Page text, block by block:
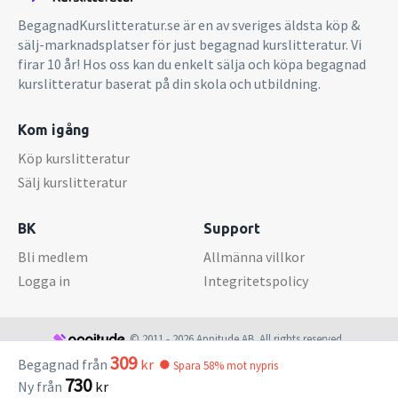
Till övningsuppgifterna finns tips, återkopplingsfunktioner
och utarbetade lösningsförslag. Till största delen är
materialet självrättande. Elevernas lösningar registreras i
detalj och ger god översikt över hela klassens framsteg.
Lärare har möjlighet att ställa samman läxor och beting
flertal funktioner som underlättar lokal anpassning och
digital examination.Extrauppgifter till Ergo Fysik 1Till
kursen fysik 1 finns även Ergo Fysik 1 Digital
extrauppgifter.Om författarnaJan Pålsgård: lektor i fysik
fysik vid Polhemskolan i LundGöran Kvist: före detta fysik-
och matematiklärare vid Malmö Borgarskola.
Begagnad från 309kr Spara 58% mot nypris
Ny från 730kr
BegagnadKurslitteratur.se är en av sveriges äldsta köp &
sälj-marknadsplatser för just begagnad kurslitteratur. Vi
firar 10 år! Hos oss kan du enkelt sälja och köpa begagnad
kurslitteratur baserat på din skola och utbildning.
Kom igång
Köp kurslitteratur
Sälj kurslitteratur
BK
Bli medlem
Logga in
Support
Allmänna villkor
Integritetspolicy
© 2011 - 2026 Appitude AB. All rights reserved.